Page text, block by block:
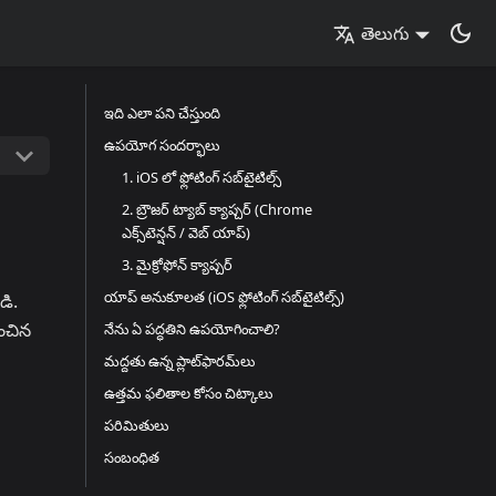
తెలుగు
ఇది ఎలా పని చేస్తుంది
ఉపయోగ సందర్భాలు
1. iOS లో ఫ్లోటింగ్ సబ్‌టైటిల్స్
2. బ్రౌజర్ ట్యాబ్ క్యాప్చర్ (Chrome
ఎక్స్‌టెన్షన్ / వెబ్ యాప్)
3. మైక్రోఫోన్ క్యాప్చర్
యాప్ అనుకూలత (iOS ఫ్లోటింగ్ సబ్‌టైటిల్స్)
నేను ఏ పద్ధతిని ఉపయోగించాలి?
మద్దతు ఉన్న ప్లాట్‌ఫారమ్‌లు
ఉత్తమ ఫలితాల కోసం చిట్కాలు
పరిమితులు
సంబంధిత